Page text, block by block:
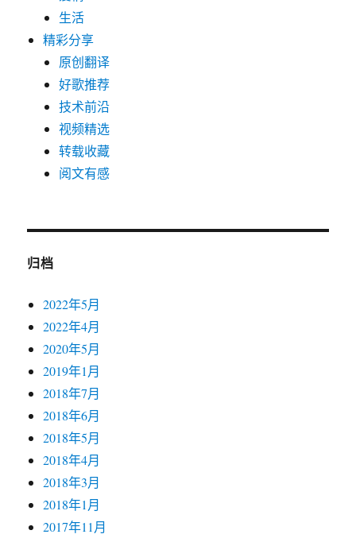
生活
精彩分享
原创翻译
好歌推荐
技术前沿
视频精选
转载收藏
阅文有感
归档
2022年5月
2022年4月
2020年5月
2019年1月
2018年7月
2018年6月
2018年5月
2018年4月
2018年3月
2018年1月
2017年11月